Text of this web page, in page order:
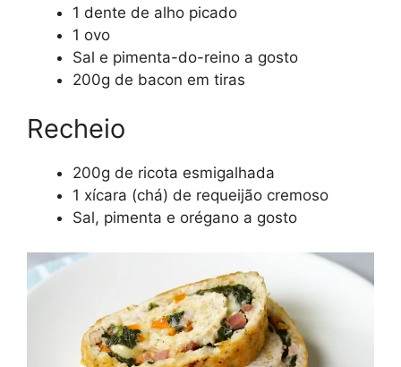
1 dente de alho picado
1 ovo
Sal e pimenta-do-reino a gosto
200g de bacon em tiras
Recheio
200g de ricota esmigalhada
1 xícara (chá) de requeijão cremoso
Sal, pimenta e orégano a gosto